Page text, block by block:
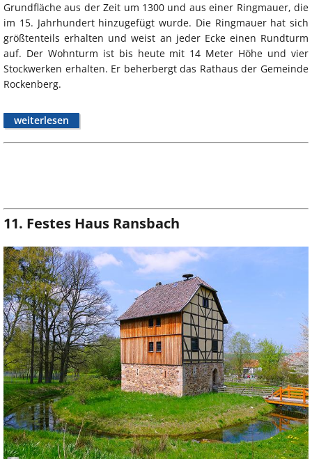
Grundfläche aus der Zeit um 1300 und aus einer Ringmauer, die
im 15. Jahrhundert hinzugefügt wurde. Die Ringmauer hat sich
größtenteils erhalten und weist an jeder Ecke einen Rundturm
auf. Der Wohnturm ist bis heute mit 14 Meter Höhe und vier
Stockwerken erhalten. Er beherbergt das Rathaus der Gemeinde
Rockenberg.
weiterlesen
11. Festes Haus Ransbach